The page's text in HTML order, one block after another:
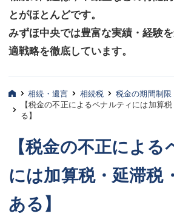
お客様へ
みずほ中央の特長・実質編
弁護士紹介
酒井 博之
坂本 陽一
桶川 聡
とがほとんどです。
みずほ中央では豊富な実績・経験
適戦略を徹底しています。
お客様へ
みずほ中央の特長・実質編
弁護士紹介
酒井 博之
坂本 陽一
桶川 聡
相続・遺言 相続税
税金の期間制限
【税金の不正によるペナルティには加算
る】
【税金の不正による
には加算税・延滞税
ある】